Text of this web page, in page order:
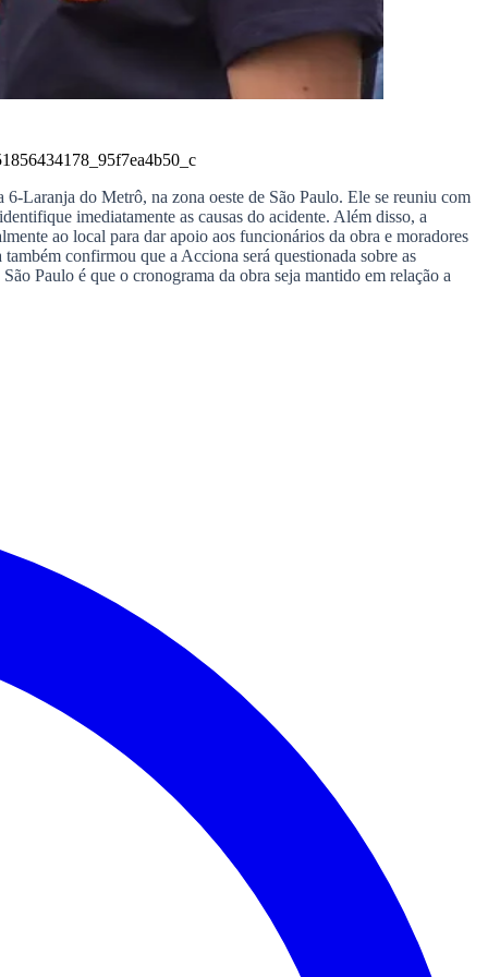
Laranja do Metrô, na zona oeste de São Paulo. Ele se reuniu com
imediatamente as causas do acidente. Além disso, a
ao local para dar apoio aos funcionários da obra e moradores
confirmou que a Acciona será questionada sobre as
Paulo é que o cronograma da obra seja mantido em relação a